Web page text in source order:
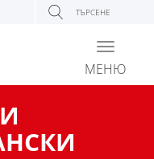
ТЪРСЕНЕ
Toggle
МЕНЮ